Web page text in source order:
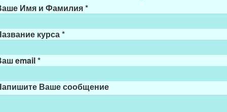
Имя и Фамилия*
курса*
email*
Ваше сообщение